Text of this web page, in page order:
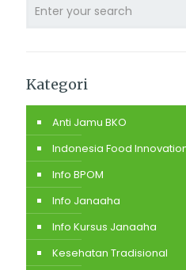
Kategori
Anti Jamu BKO
Indonesia Food
Info BPOM
Info Janaaha
Info Kursus Janaaha
Kesehatan Tradisional